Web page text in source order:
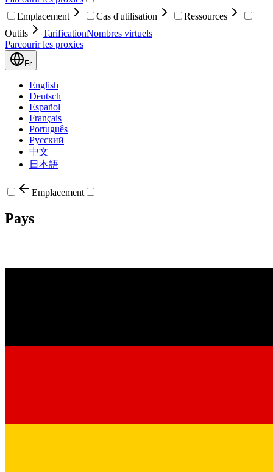
Emplacement
Cas d'utilisation
Ressources
Outils
TarificationNombres virtuels
Parcourir les proxies
Fr
English
Deutsch
Español
Français
Português
Русский
中文
日本語
Emplacement
Pays